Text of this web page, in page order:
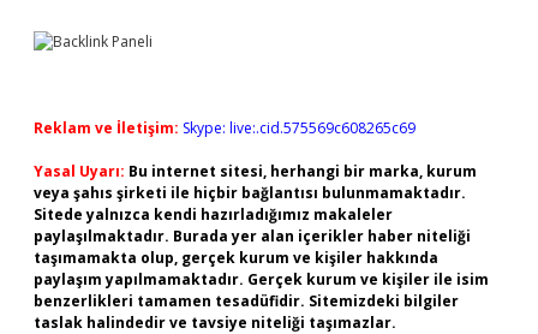
Reklam ve İletişim: Skype: live:.cid.575569c608265c69
Yasal Uyarı: Bu internet sitesi, herhangi bir marka, kurum
veya şahıs şirketi ile hiçbir bağlantısı bulunmamaktadır.
Sitede yalnızca kendi hazırladığımız makaleler
paylaşılmaktadır. Burada yer alan içerikler haber niteliği
taşımamakta olup, gerçek kurum ve kişiler hakkında
paylaşım yapılmamaktadır. Gerçek kurum ve kişiler ile isim
benzerlikleri tamamen tesadüfidir. Sitemizdeki bilgiler
taslak halindedir ve tavsiye niteliği taşımazlar.